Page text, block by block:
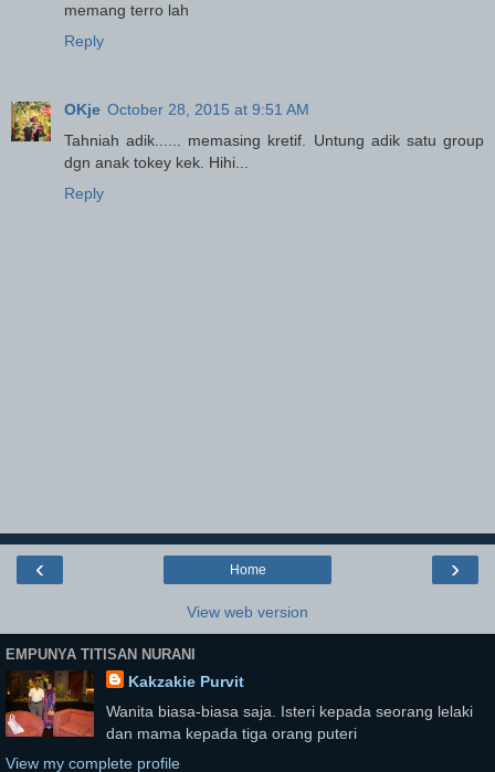
memang terro lah
Reply
OKje October 28, 2015 at 9:51 AM
Tahniah adik...... memasing kretif. Untung adik satu group
dgn anak tokey kek. Hihi...
Reply
‹ ›
Home
View web version
EMPUNYA TITISAN NURANI
Kakzakie Purvit
Wanita biasa-biasa saja. Isteri kepada seorang lelaki
dan mama kepada tiga orang puteri
View my complete profile